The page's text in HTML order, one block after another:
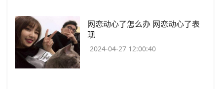
​网恋动心了怎么办 网恋动心了表
现
2024-04-27 12:00:40